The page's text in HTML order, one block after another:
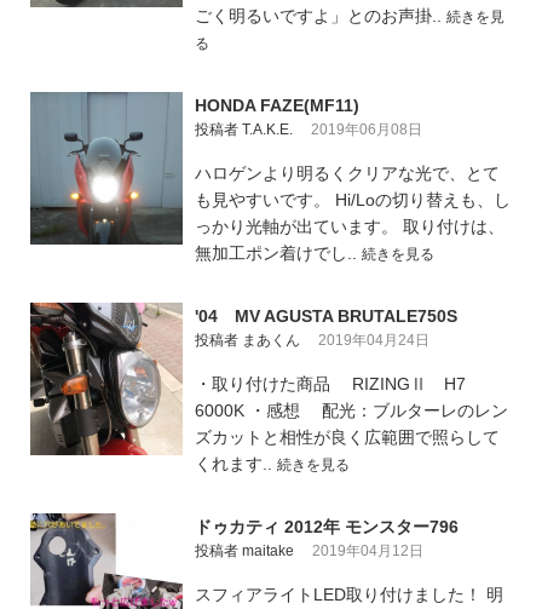
ごく明るいですよ」とのお声掛.. 続きを見
る
HONDA FAZE(MF11)
投稿者 T.A.K.E. 2019年06月08日
ハロゲンより明るくクリアな光で、とて
も見やすいです。 Hi/Loの切り替えも、し
っかり光軸が出ています。 取り付けは、
無加工ポン着けでし.. 続きを見る
'04 MV AGUSTA BRUTALE750S
投稿者 まあくん 2019年04月24日
・取り付けた商品 RIZINGⅡ H7
6000K ・感想 配光：ブルターレのレン
ズカットと相性が良く広範囲で照らして
くれます.. 続きを見る
ドゥカティ 2012年 モンスター796
投稿者 maitake 2019年04月12日
スフィアライトLED取り付けました！ 明